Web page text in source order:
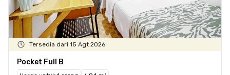
Tersedia dari 15 Agt 2026
Pocket Full B